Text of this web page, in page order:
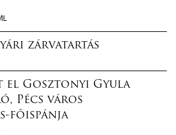
zárvatartás
el Gosztonyi Gyula
Pécs város
főispánja